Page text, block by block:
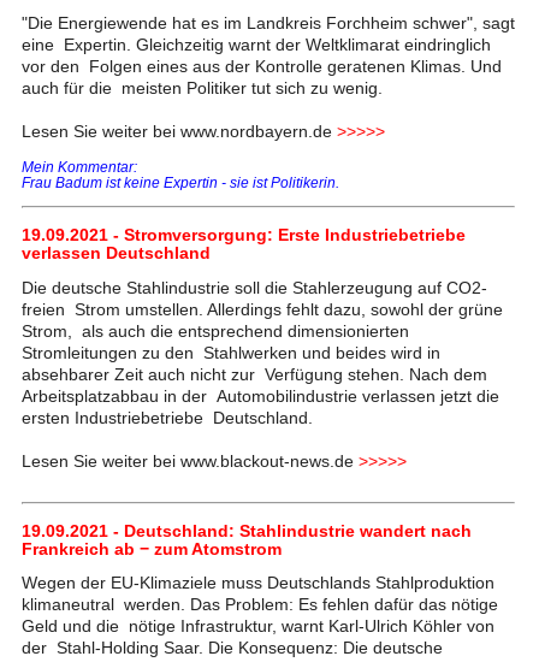
"Die Energiewende hat es im Landkreis Forchheim schwer", sagt
eine Expertin. Gleichzeitig warnt der Weltklimarat eindringlich
vor den Folgen eines aus der Kontrolle geratenen Klimas. Und
auch für die meisten Politiker tut sich zu wenig.
Lesen Sie weiter bei www.nordbayern.de >>>>>
Mein Kommentar:
Frau Badum ist keine Expertin - sie ist Politikerin.
19.09.2021 - Stromversorgung: Erste Industriebetriebe
verlassen Deutschland
Die deutsche Stahlindustrie soll die Stahlerzeugung auf CO2-
freien Strom umstellen. Allerdings fehlt dazu, sowohl der grüne
Strom, als auch die entsprechend dimensionierten
Stromleitungen zu den Stahlwerken und beides wird in
absehbarer Zeit auch nicht zur Verfügung stehen. Nach dem
Arbeitsplatzabbau in der Automobilindustrie verlassen jetzt die
ersten Industriebetriebe Deutschland.
Lesen Sie weiter bei www.blackout-news.de >>>>>
19.09.2021 - Deutschland: Stahlindustrie wandert nach
Frankreich ab − zum Atomstrom
Wegen der EU-Klimaziele muss Deutschlands Stahlproduktion
klimaneutral werden. Das Problem: Es fehlen dafür das nötige
Geld und die nötige Infrastruktur, warnt Karl-Ulrich Köhler von
der Stahl-Holding Saar. Die Konsequenz: Die deutsche